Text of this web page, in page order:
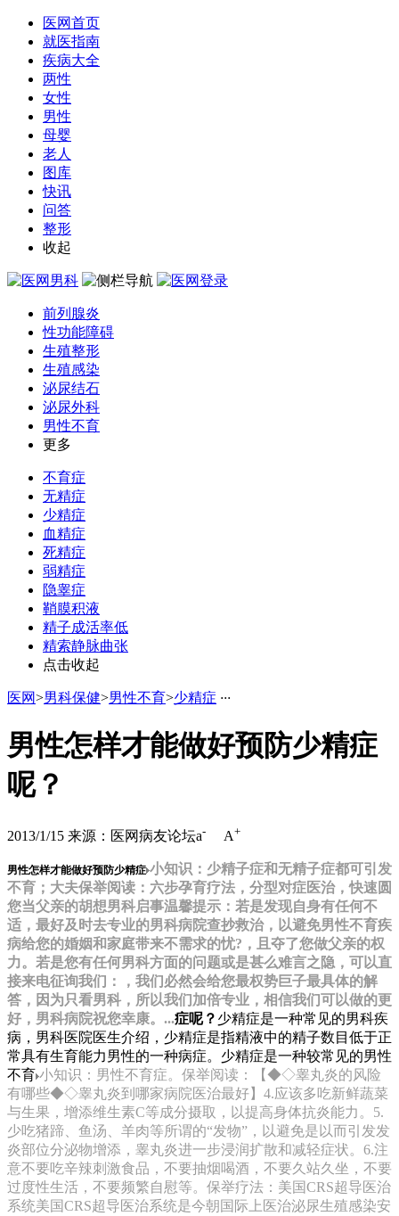
医网首页
就医指南
疾病大全
两性
女性
男性
母婴
老人
图库
快讯
问答
整形
收起
前列腺炎
性功能障碍
生殖整形
生殖感染
泌尿结石
泌尿外科
男性不育
更多
不育症
无精症
少精症
血精症
死精症
弱精症
隐睾症
鞘膜积液
精子成活率低
精索静脉曲张
点击收起
医网>男科保健>男性不育>少精症 ···
男性怎样才能做好预防少精症
呢？
2013/1/15 来源：医网病友论坛a- A+
男性怎样才能做好预防少精症 小知识：少精子症和无精子症都可引发
不育；大夫保举阅读：六步孕育疗法，分型对症医治，快速圆
您当父亲的胡想男科启事温馨提示：若是发现自身有任何不
适，最好及时去专业的男科病院查抄救治，以避免男性不育疾
病给您的婚姻和家庭带来不需求的忧?，且夺了您做父亲的权
力。若是您有任何男科方面的问题或是甚么难言之隐，可以直
接来电征询我们：，我们必然会给您最权势巨子最具体的解
答，因为只看男科，所以我们加倍专业，相信我们可以做的更
好，男科病院祝您幸康。...症呢？ 少精症是一种常见的男科疾
病，男科医院医生介绍，少精症是指精液中的精子数目低于正
常具有生育能力男性的一种病症。少精症是一种较常见的男性
不育 小知识：男性不育症。保举阅读：【◆◇睾丸炎的风险
有哪些◆◇睾丸炎到哪家病院医治最好】4.应该多吃新鲜蔬菜
与生果，增添维生素C等成分摄取，以提高身体抗炎能力。5.
少吃猪蹄、鱼汤、羊肉等所谓的“发物”，以避免是以而引发发
炎部位分泌物增添，睾丸炎进一步浸润扩散和减轻症状。6.注
意不要吃辛辣刺激食品，不要抽烟喝酒，不要久站久坐，不要
过度性生活，不要频繁自慰等。保举疗法：美国CRS超导医治
系统美国CRS超导医治系统是今朝国际上医治泌尿生殖感染安